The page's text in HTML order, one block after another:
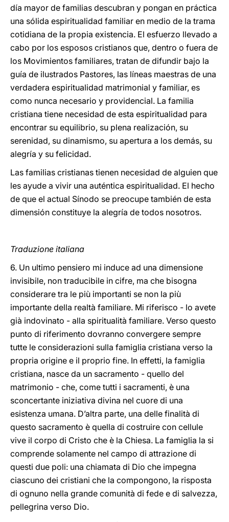
día mayor de familias descubran y pongan en práctica
una sólida espiritualidad familiar en medio de la trama
cotidiana de la propia existencia. El esfuerzo llevado a
cabo por los esposos cristianos que, dentro o fuera de
los Movimientos familiares, tratan de difundir bajo la
guía de ilustrados Pastores, las líneas maestras de una
verdadera espiritualidad matrimonial y familiar, es
como nunca necesario y providencial. La familia
cristiana tiene necesidad de esta espiritualidad para
encontrar su equilibrio, su plena realización, su
serenidad, su dinamismo, su apertura a los demás, su
alegría y su felicidad.
Las familias cristianas tienen necesidad de alguien que
les ayude a vivir una auténtica espiritualidad. El hecho
de que el actual Sínodo se preocupe también de esta
dimensión constituye la alegría de todos nosotros.
Traduzione italiana
6. Un ultimo pensiero mi induce ad una dimensione
invisibile, non traducibile in cifre, ma che bisogna
considerare tra le più importanti se non la più
importante della realtà familiare. Mi riferisco - lo avete
già indovinato - alla spiritualità familiare. Verso questo
punto di riferimento dovranno convergere sempre
tutte le considerazioni sulla famiglia cristiana verso la
propria origine e il proprio fine. In effetti, la famiglia
cristiana, nasce da un sacramento - quello del
matrimonio - che, come tutti i sacramenti, è una
sconcertante iniziativa divina nel cuore di una
esistenza umana. D’altra parte, una delle finalità di
questo sacramento è quella di costruire con cellule
vive il corpo di Cristo che è la Chiesa. La famiglia la si
comprende solamente nel campo di attrazione di
questi due poli: una chiamata di Dio che impegna
ciascuno dei cristiani che la compongono, la risposta
di ognuno nella grande comunità di fede e di salvezza,
pellegrina verso Dio.